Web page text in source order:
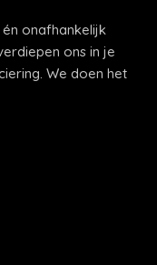
onafhankelijk
ons in je
We doen het